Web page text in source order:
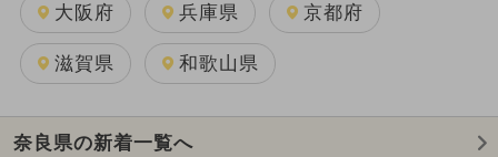
大阪府 兵庫県 京都府
滋賀県 和歌山県
奈良県の新着一覧へ